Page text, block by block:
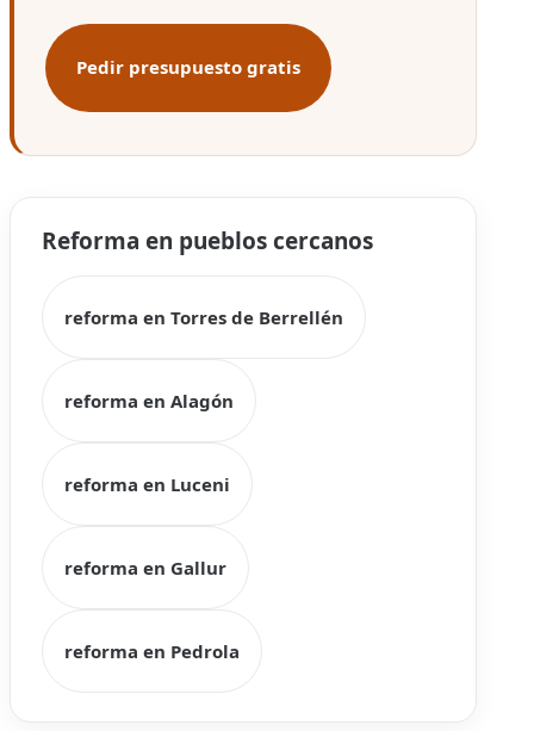
Pedir presupuesto gratis
Reforma en pueblos cercanos
reforma en Torres de Berrellén
reforma en Alagón
reforma en Luceni
reforma en Gallur
reforma en Pedrola